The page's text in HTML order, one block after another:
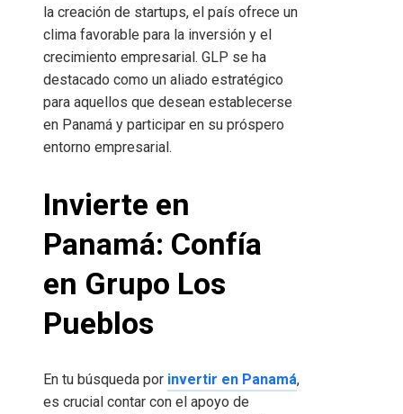
la creación de startups, el país ofrece un
clima favorable para la inversión y el
crecimiento empresarial. GLP se ha
destacado como un aliado estratégico
para aquellos que desean establecerse
en Panamá y participar en su próspero
entorno empresarial.
Invierte en
Panamá: Confía
en Grupo Los
Pueblos
En tu búsqueda por invertir en Panamá,
es crucial contar con el apoyo de